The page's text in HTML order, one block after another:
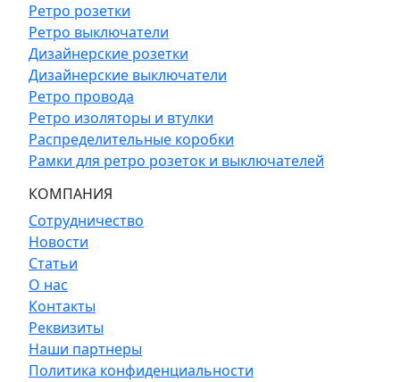
Ретро розетки
Ретро выключатели
Дизайнерские розетки
Дизайнерские выключатели
Ретро провода
Ретро изоляторы и втулки
Распределительные коробки
Рамки для ретро розеток и выключателей
КОМПАНИЯ
Сотрудничество
Новости
Статьи
О нас
Контакты
Реквизиты
Наши партнеры
Политика конфиденциальности